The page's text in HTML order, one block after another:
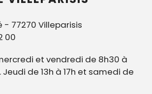
- 77270 Villeparisis
00
et vendredi de 8h30 à
Jeudi de 13h à 17h et samedi de